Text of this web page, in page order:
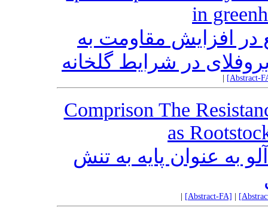
in
افزایش مقاومت به
در شرایط گلخانه
[Abstract-
Comprison The
as
به عنوان پایه به تنش
[Abstract-FA]